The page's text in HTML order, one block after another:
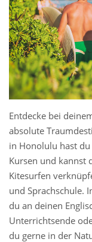
Entdecke bei
absolute
in Honolulu hast
Kursen und kannst
Kitesurfen
und Sprachschule.
du an deinen
Unterrichtsende
du gerne in der